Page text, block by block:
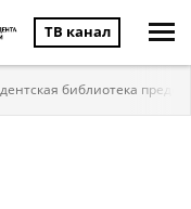
ТВ канал
библиотека